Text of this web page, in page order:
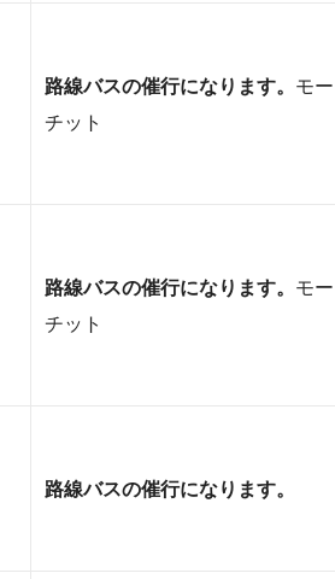
路線バスの催行になります。 モー
チット
路線バスの催行になります。 モー
チット
路線バスの催行になります。